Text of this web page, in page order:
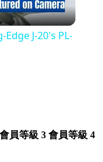
J-20's PL-
會員等級 3 會員等級 4